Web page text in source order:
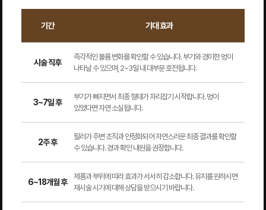
기간 기대 효과
시술 직후
즉각적인 볼륨 변화를 확인할 수 있습니다. 부기와 경미한 멍이
나타날 수 있으며, 2~3일 내 대부분 호전됩니다.
3~7일 후
부기가 빠지면서 최종 형태가 자리잡기 시작합니다. 멍이
있었다면 자연 소실됩니다.
2주 후
필러가 주변 조직과 안정화되어 자연스러운 최종 결과를 확인할
수 있습니다. 경과 확인 내원을 권장합니다.
6~18개월 후
제품과 부위에 따라 효과가 서서히 감소합니다. 유지를 원하시면
재시술 시기에 대해 상담을 받으시기 바랍니다.